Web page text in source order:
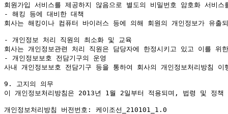
회원가입 서비스를 제공하지 않음으로 별도의 비밀번호 암호화 서비
- 해킹 등에 대비한 대책
회사는 해킹이나 컴퓨터 바이러스 등에 의해 회원의 개인정보가 유
- 개인정보 처리 직원의 최소화 및 교육
회사는 개인정보관련 처리 직원은 담당자에 한정시키고 있고 이를
- 개인정보보호 전담기구의 운영
사내 개인정보보호 전담기구 등을 통하여 회사의 개인정보처리방침
9. 고지의 의무
이 개인정보처리방침은 2013년 1월 2일부터 적용되며, 법령 및 정
개인정보처리방침 버전번호: 케이조선_210101_1.0